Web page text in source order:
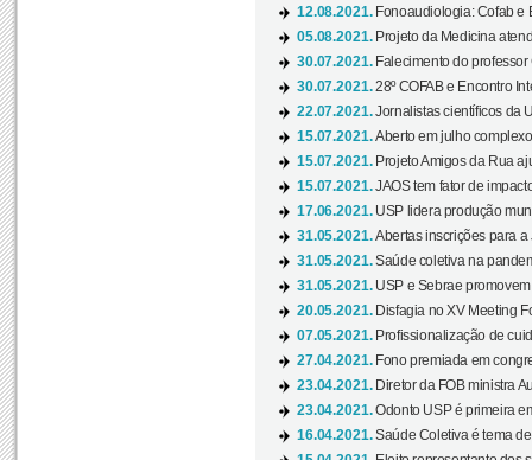
12.08.2021. Fonoaudiologia: Cofab e
05.08.2021. Projeto da Medicina
30.07.2021. Falecimento do
30.07.2021.28º COFAB e Encontro
22.07.2021.Jornalistas científicos da
15.07.2021.Aberto em julho
15.07.2021. Projeto Amigos da Rua
15.07.2021.JAOS tem fator de
17.06.2021. USP lidera produção
31.05.2021.Abertas inscrições para
31.05.2021.Saúde coletiva na
31.05.2021. USP e Sebrae
20.05.2021. Disfagia no XV Meeting
07.05.2021. Profissionalização de
27.04.2021. Fono premiada em
23.04.2021. Diretor da FOB ministra
23.04.2021.Odonto USP é primeira
16.04.2021.Saúde Coletiva é tema